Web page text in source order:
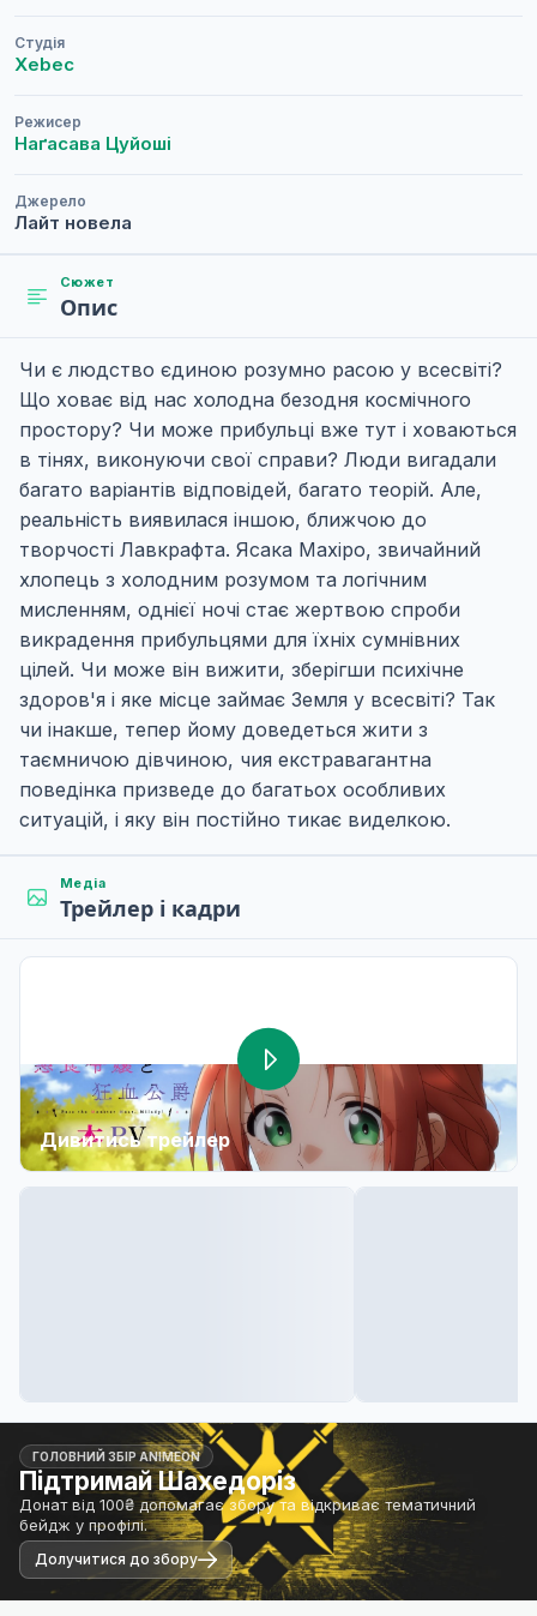
Студія
Xebec
Режисер
Наґасава Цуйоші
Джерело
Лайт новела
Сюжет
Опис
Чи є людство єдиною розумно расою у всесвіті?
Що ховає від нас холодна безодня космічного
простору? Чи може прибульці вже тут і ховаються
в тінях, виконуючи свої справи? Люди вигадали
багато варіантів відповідей, багато теорій. Але,
реальність виявилася іншою, ближчою до
творчості Лавкрафта. Ясака Махіро, звичайний
хлопець з холодним розумом та логічним
мисленням, однієї ночі стає жертвою спроби
викрадення прибульцями для їхніх сумнівних
цілей. Чи може він вижити, зберігши психічне
здоров'я і яке місце займає Земля у всесвіті? Так
чи інакше, тепер йому доведеться жити з
таємничою дівчиною, чия екстравагантна
поведінка призведе до багатьох особливих
ситуацій, і яку він постійно тикає виделкою.
Медіа
Трейлер і кадри
Дивитись трейлер
ГОЛОВНИЙ ЗБІР ANIMEON
Підтримай Шахедоріз
Донат від 100₴ допомагає збору та відкриває тематичний
бейдж у профілі.
Долучитися до збору